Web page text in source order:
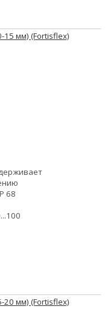
15 мм) (Fortisflex)
68
20 мм) (Fortisflex)